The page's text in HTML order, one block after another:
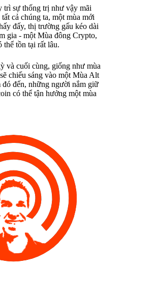
trì sự thống trị như vậy mãi
cả chúng ta, một mùa mới
đấy, thị trường gấu kéo dài
gia - một Mùa đông Crypto,
thể tồn tại rất lâu.
và cuối cùng, giống như mùa
chiếu sáng vào một Mùa Alt
đến, những người nắm giữ
có thể tận hưởng một mùa